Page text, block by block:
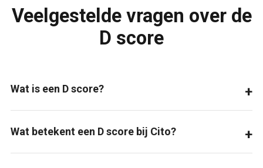
Veelgestelde vragen over de
D score
Wat is een D score?
Wat betekent een D score bij Cito?